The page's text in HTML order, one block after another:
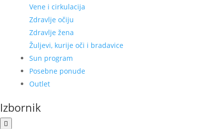
Vene i cirkulacija
Zdravlje očiju
Zdravlje žena
Žuljevi, kurije oči i bradavice
Sun program
Posebne ponude
Outlet
Izbornik